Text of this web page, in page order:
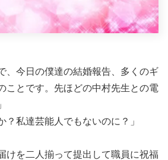
、今日の僕達の結婚報告、多くのギ
ことです。先ほどの中村先生との電
？私達芸能人でもないのに？」
けを二人揃って提出して職員に祝福